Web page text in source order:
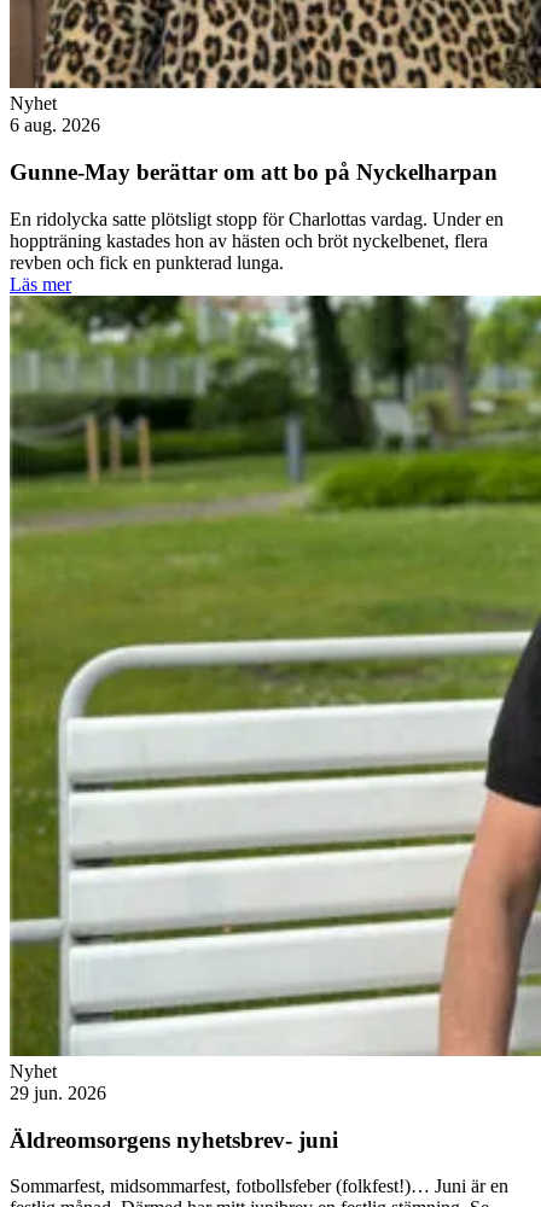
Nyhet
6 aug. 2026
Gunne-May berättar om att bo på Nyckelharpan
En ridolycka satte plötsligt stopp för Charlottas vardag. Under en
hoppträning kastades hon av hästen och bröt nyckelbenet, flera
revben och fick en punkterad lunga.
Läs mer
Nyhet
29 jun. 2026
Äldreomsorgens nyhetsbrev- juni
Sommarfest, midsommarfest, fotbollsfeber (folkfest!)… Juni är en